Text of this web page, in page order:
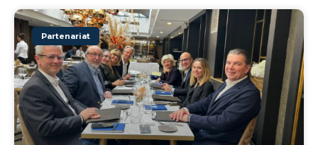
Partenariat